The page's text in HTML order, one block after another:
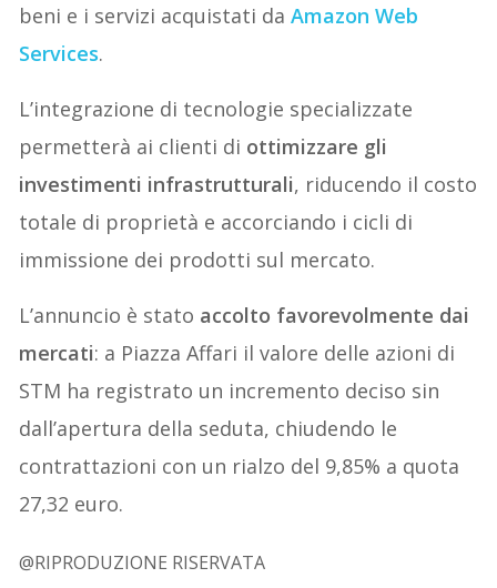
beni e i servizi acquistati daAmazon Web
Services.
L’integrazione di tecnologie specializzate
permetterà ai clienti di ottimizzare gli
investimenti infrastrutturali, riducendo il costo
totale di proprietà e accorciando i cicli di
immissione dei prodotti sul mercato.
L’annuncio è stato accolto favorevolmente dai
mercati: a Piazza Affari il valore delle azioni di
STM ha registrato un incremento deciso sin
dall’apertura della seduta, chiudendo le
contrattazioni con un rialzo del 9,85% a quota
27,32 euro.
@RIPRODUZIONE RISERVATA